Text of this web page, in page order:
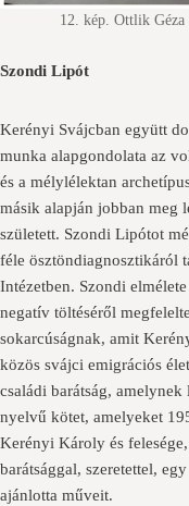
12. kép. Ottlik
Szondi Lipót
Kerényi Svájcban együtt
munka alapgondolata az
és a mélylélektan
másik alapján jobban meg
született. Szondi Lipótot
féle ösztöndiagnosztikáról
Intézetben. Szondi
negatív töltéséről
sokarcúságnak, amit
közös svájci emigrációs
családi barátság,
nyelvű kötet, amelyeket
Kerényi Károly és
barátsággal, szeretettel,
ajánlotta műveit.